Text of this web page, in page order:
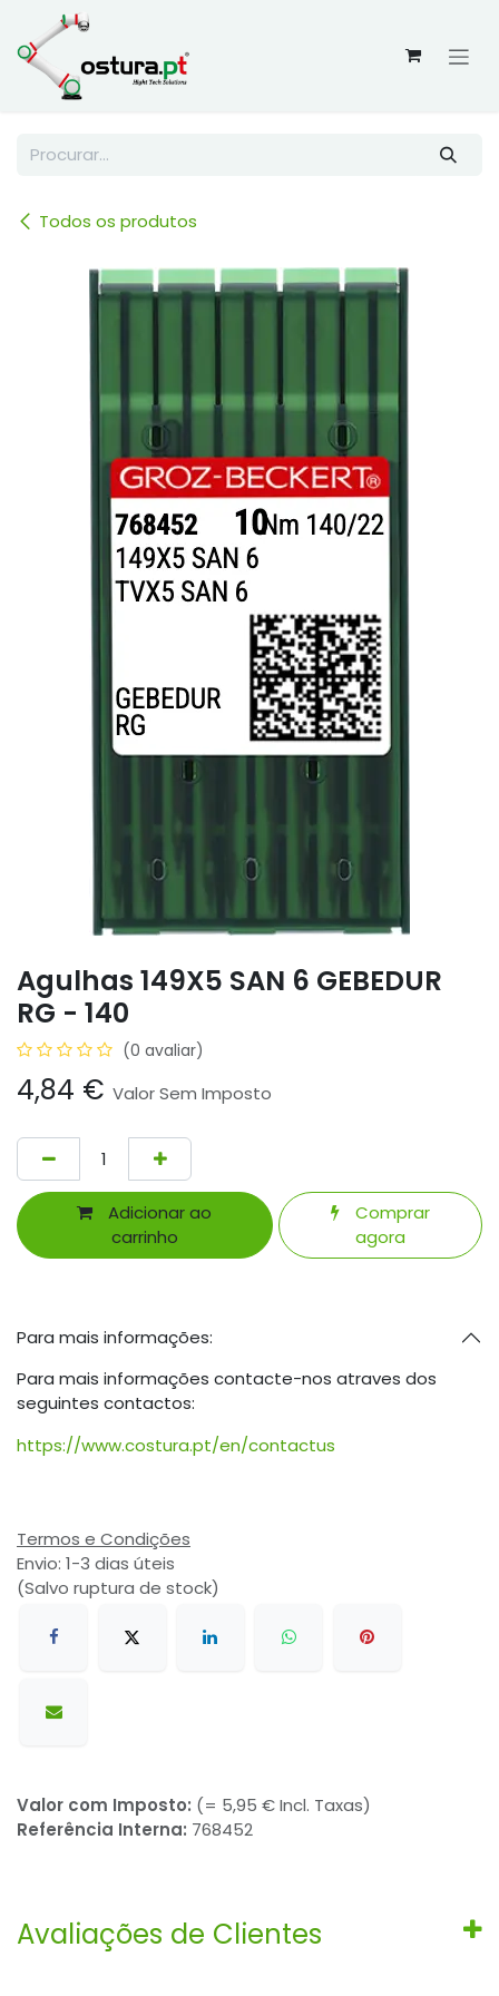
Skip to Content
Todos os produtos
Agulhas 149X5 SAN 6 GEBEDUR
RG - 140
(0 avaliar)
4,84 € Valor Sem Imposto
Adicionar ao
carrinho
Comprar
agora
Para mais informações:
Para mais informações contacte-nos atraves dos
seguintes contactos:
https://www.costura.pt/en/contactus
Termos e Condições
Envio: 1-3 dias úteis
(Salvo ruptura de stock)
Valor com Imposto: (= 5,95 € Incl. Taxas)
Referência Interna: 768452
Avaliações de Clientes